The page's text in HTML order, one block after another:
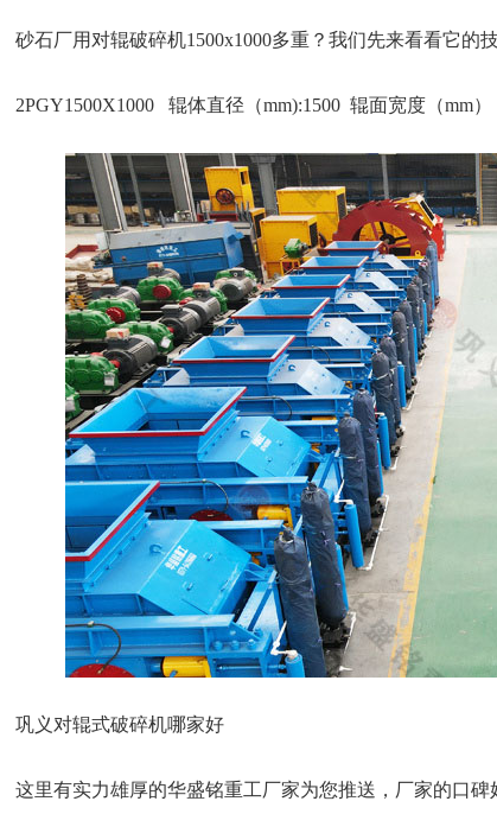
砂石厂用对辊破碎机1500x1000多重？我们先来看看它的
2PGY1500X1000 辊体直径（mm):1500 辊面宽度（mm
巩义对辊式破碎机哪家好
这里有实力雄厚的华盛铭重工厂家为您推送，厂家的口